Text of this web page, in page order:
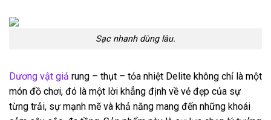
Sạc nhanh dùng lâu.
Dương vật giả rung – thụt – tỏa nhiệt Delite không chỉ là một
món đồ chơi, đó là một lời khẳng định về vẻ đẹp của sự
từng trải, sự mạnh mẽ và khả năng mang đến những khoái